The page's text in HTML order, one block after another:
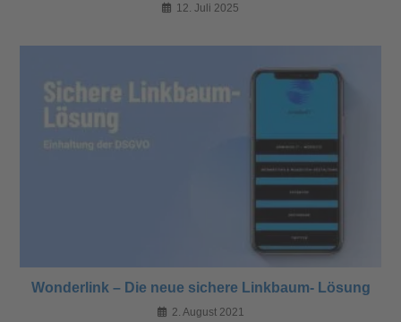
12. Juli 2025
Wonderlink – Die neue sichere Linkbaum- Lösung
2. August 2021